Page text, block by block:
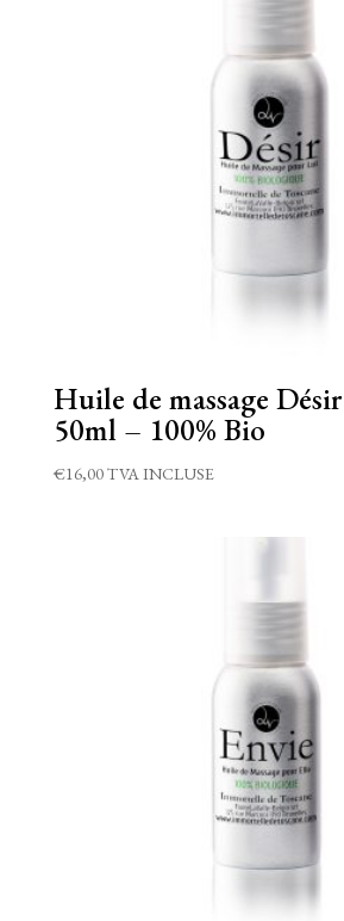
Huile de massage
50ml – 100% Bio
€16,00TVA INCLUSE